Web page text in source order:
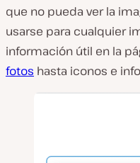
que no pueda ver la
usarse para cualquier
información útil en la
fotos hasta iconos e